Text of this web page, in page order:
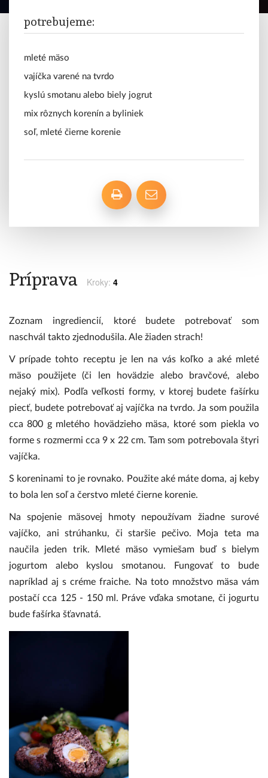
mäso
vegetariánske
sladké
potrebujeme:
mleté mäso
vajíčka varené na tvrdo
kyslú smotanu alebo biely jogrut
mix rôznych korenín a byliniek
soľ, mleté čierne korenie
Príprava Kroky: 4
Zoznam ingrediencií, ktoré budete potrebovať som
naschvál takto zjednodušila. Ale žiaden strach!
V prípade tohto receptu je len na vás koľko a aké mleté
mäso použijete (či len hovädzie alebo bravčové, alebo
nejaký mix). Podľa veľkosti formy, v ktorej budete fašírku
piecť, budete potrebovať aj vajíčka na tvrdo. Ja som použila
cca 800 g mletého hovädzieho mäsa, ktoré som piekla vo
forme s rozmermi cca 9 x 22 cm. Tam som potrebovala štyri
vajíčka.
S koreninami to je rovnako. Použite aké máte doma, aj keby
to bola len soľ a čerstvo mleté čierne korenie.
Na spojenie mäsovej hmoty nepoužívam žiadne surové
vajíčko, ani strúhanku, či staršie pečivo. Moja teta ma
naučila jeden trik. Mleté mäso vymiešam buď s bielym
jogurtom alebo kyslou smotanou. Fungovať to bude
napríklad aj s créme fraiche. Na toto množstvo mäsa vám
postačí cca 125 - 150 ml. Práve vďaka smotane, či jogurtu
bude fašírka šťavnatá.